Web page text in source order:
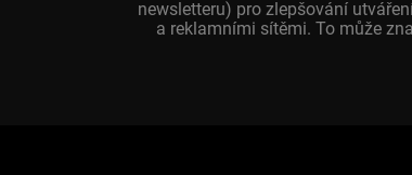
newsletteru) pro zlepšování
a reklamními sítěmi. To může